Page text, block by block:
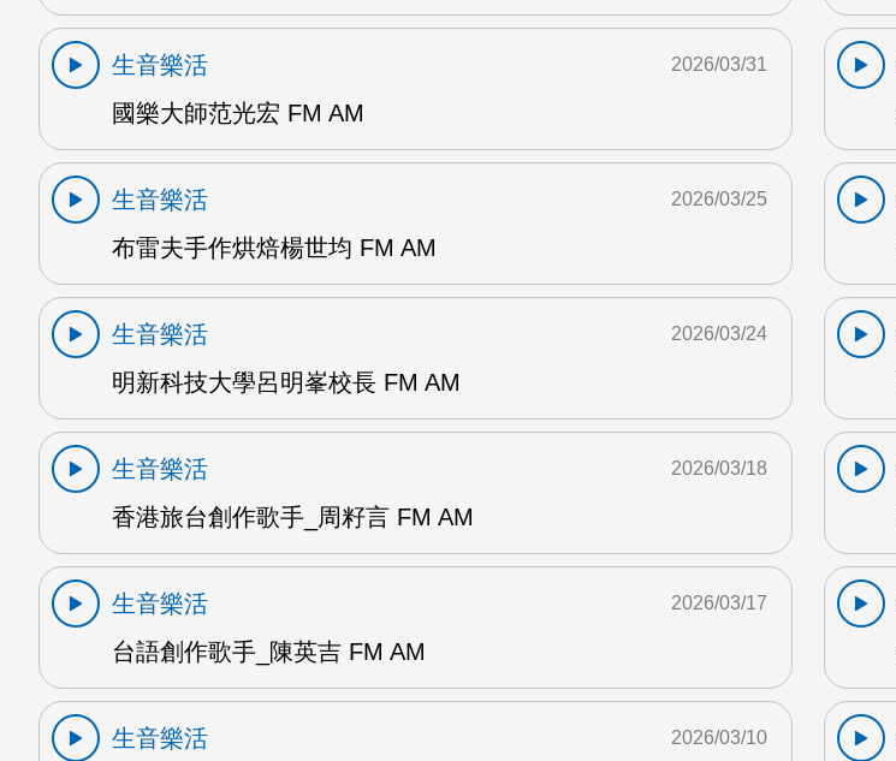
生音樂活
國樂大師范光宏 FM AM
2026/03/31
生音樂活
布雷夫手作烘焙楊世均 FM AM
2026/03/25
生音樂活
明新科技大學呂明峯校長 FM AM
2026/03/24
生音樂活
香港旅台創作歌手_周籽言 FM AM
2026/03/18
生音樂活
台語創作歌手_陳英吉 FM AM
2026/03/17
生音樂活 2026/03/10